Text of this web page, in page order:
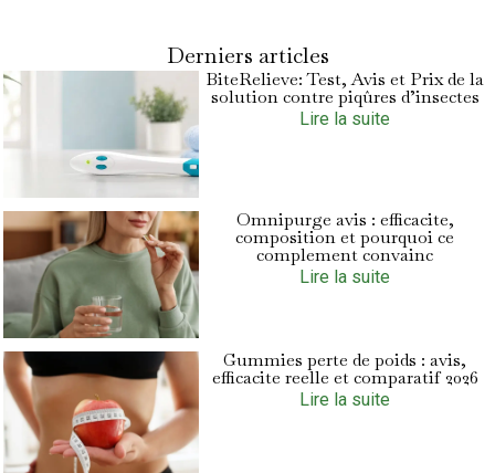
Derniers articles
BiteRelieve: Test, Avis et Prix de la
solution contre piqûres d’insectes
Lire la suite
Omnipurge avis : efficacite,
composition et pourquoi ce
complement convainc
Lire la suite
Gummies perte de poids : avis,
efficacite reelle et comparatif 2026
Lire la suite